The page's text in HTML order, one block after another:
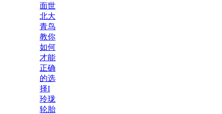
面世
北大
青鸟
教你
如何
才能
正确
的选
择I
玲珑
轮胎